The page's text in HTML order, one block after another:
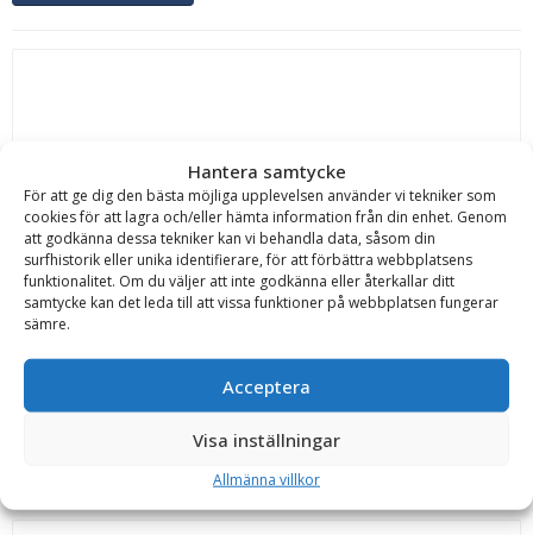
Hantera samtycke
För att ge dig den bästa möjliga upplevelsen använder vi tekniker som
cookies för att lagra och/eller hämta information från din enhet. Genom
att godkänna dessa tekniker kan vi behandla data, såsom din
surfhistorik eller unika identifierare, för att förbättra webbplatsens
funktionalitet. Om du väljer att inte godkänna eller återkallar ditt
samtycke kan det leda till att vissa funktioner på webbplatsen fungerar
sämre.
Acceptera
Visa inställningar
Allmänna villkor
Engångshandske nitril – 4,5 g, storlek XL, antal 1000 st,
blå
Antal: 1000 Färg: BlåHandskstorlek: XLModell: GD21
Tillverkningsland:Spanien Typ: Engångshandske Vikt:4.5 kg
Läs mer
1 688kr
I lager